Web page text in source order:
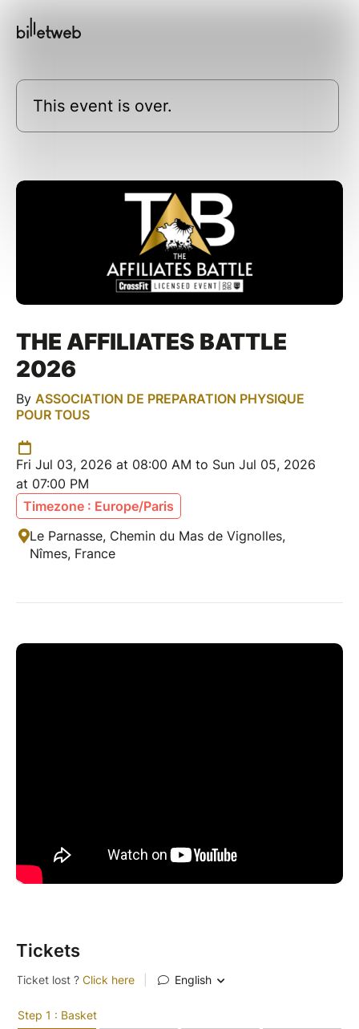
This event is over.
THE AFFILIATES BATTLE
2026
By ASSOCIATION DE PREPARATION PHYSIQUE
POUR TOUS
Fri Jul 03, 2026 at 08:00 AM to Sun Jul 05, 2026
at 07:00 PM
Timezone : Europe/Paris
Le Parnasse, Chemin du Mas de Vignolles,
Nîmes, France
Tickets